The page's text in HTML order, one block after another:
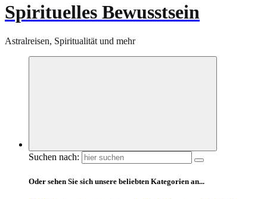
Spirituelles Bewusstsein
Astralreisen, Spiritualität und mehr
Suchen nach:
Oder sehen Sie sich unsere beliebten Kategorien an...